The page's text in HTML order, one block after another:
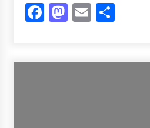
Facebook
Mastodon
EmailShare